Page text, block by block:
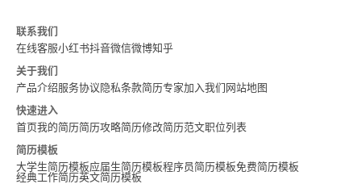
联系我们
在线客服小红书抖音微信微博知乎
关于我们
产品介绍服务协议隐私条款简历专家加入我们网站地图
快速进入
首页我的简历简历攻略简历修改简历范文职位列表
简历模板
大学生简历模板应届生简历模板程序员简历模板免费简历模板
经典工作简历英文简历模板